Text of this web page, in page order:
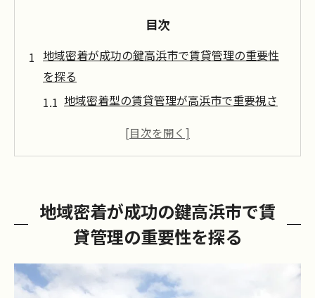
目次
地域密着が成功の鍵高浜市で賃貸管理の重要性
を探る
地域密着型の賃貸管理が高浜市で重要視さ
高浜市特有の地域特性を理解する必要性
リット
高浜市における地域密着の賃貸管理の実践
例
地域特性を活かした賃貸管理の成功事例
地域密着が成功の鍵高浜市で賃
貸管理の重要性を探る